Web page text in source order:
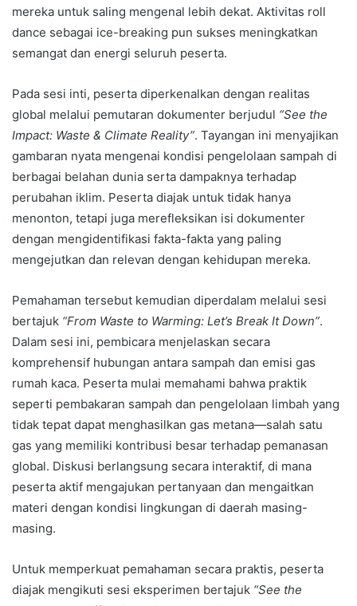
mereka untuk saling mengenal lebih dekat. Aktivitas roll
dance sebagai ice-breaking pun sukses meningkatkan
semangat dan energi seluruh peserta.
Pada sesi inti, peserta diperkenalkan dengan realitas
global melalui pemutaran dokumenter berjudul “See the
Impact: Waste & Climate Reality”. Tayangan ini menyajikan
gambaran nyata mengenai kondisi pengelolaan sampah di
berbagai belahan dunia serta dampaknya terhadap
perubahan iklim. Peserta diajak untuk tidak hanya
menonton, tetapi juga merefleksikan isi dokumenter
dengan mengidentifikasi fakta-fakta yang paling
mengejutkan dan relevan dengan kehidupan mereka.
Pemahaman tersebut kemudian diperdalam melalui sesi
bertajuk “From Waste to Warming: Let’s Break It Down”.
Dalam sesi ini, pembicara menjelaskan secara
komprehensif hubungan antara sampah dan emisi gas
rumah kaca. Peserta mulai memahami bahwa praktik
seperti pembakaran sampah dan pengelolaan limbah yang
tidak tepat dapat menghasilkan gas metana—salah satu
gas yang memiliki kontribusi besar terhadap pemanasan
global. Diskusi berlangsung secara interaktif, di mana
peserta aktif mengajukan pertanyaan dan mengaitkan
materi dengan kondisi lingkungan di daerah masing-
masing.
Untuk memperkuat pemahaman secara praktis, peserta
diajak mengikuti sesi eksperimen bertajuk “See the